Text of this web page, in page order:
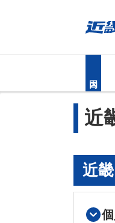
近
近